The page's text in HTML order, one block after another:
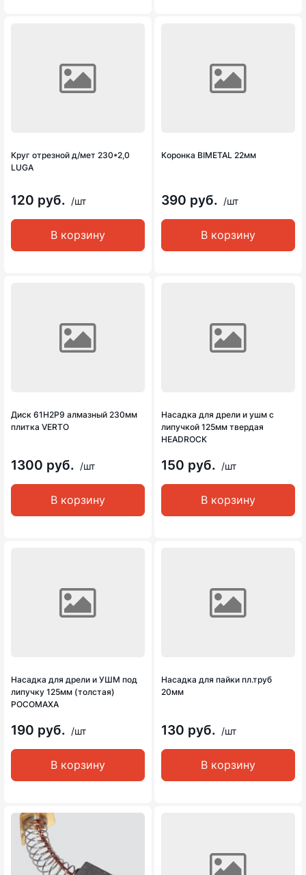
Круг отрезной д/мет 230*2,0
LUGA
120 руб. /шт
В корзину
Коронка BIMETAL 22мм
390 руб. /шт
В корзину
Диск 61Н2Р9 алмазный 230мм
плитка VERTO
1300 руб. /шт
В корзину
Насадка для дрели и ушм с
липучкой 125мм твердая
HEADROCK
150 руб. /шт
В корзину
Насадка для дрели и УШМ под
липучку 125мм (толстая)
РОСОМАХА
190 руб. /шт
В корзину
Насадка для пайки пл.труб
20мм
130 руб. /шт
В корзину